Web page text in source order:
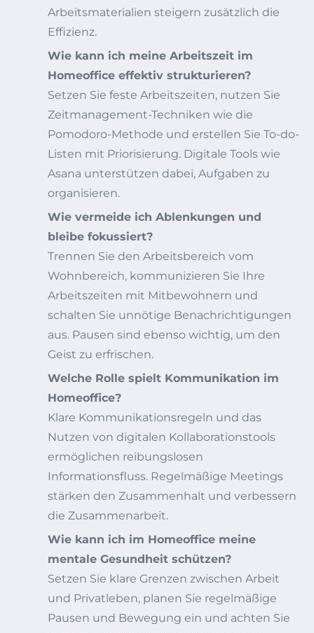
Arbeitsmaterialien steigern zusätzlich die
Effizienz.
Wie kann ich meine Arbeitszeit im
Homeoffice effektiv strukturieren?
Setzen Sie feste Arbeitszeiten, nutzen Sie
Zeitmanagement-Techniken wie die
Pomodoro-Methode und erstellen Sie To-do-
Listen mit Priorisierung. Digitale Tools wie
Asana unterstützen dabei, Aufgaben zu
organisieren.
Wie vermeide ich Ablenkungen und
bleibe fokussiert?
Trennen Sie den Arbeitsbereich vom
Wohnbereich, kommunizieren Sie Ihre
Arbeitszeiten mit Mitbewohnern und
schalten Sie unnötige Benachrichtigungen
aus. Pausen sind ebenso wichtig, um den
Geist zu erfrischen.
Welche Rolle spielt Kommunikation im
Homeoffice?
Klare Kommunikationsregeln und das
Nutzen von digitalen Kollaborationstools
ermöglichen reibungslosen
Informationsfluss. Regelmäßige Meetings
stärken den Zusammenhalt und verbessern
die Zusammenarbeit.
Wie kann ich im Homeoffice meine
mentale Gesundheit schützen?
Setzen Sie klare Grenzen zwischen Arbeit
und Privatleben, planen Sie regelmäßige
Pausen und Bewegung ein und achten Sie